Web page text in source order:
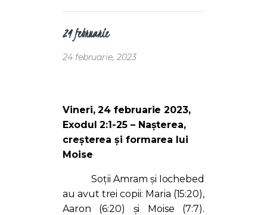
CITIREA BIBLIEI
MISIUNEA BETANIA
BETHANY CHRISTIAN
ACADEMY
LOGIN MEMBER
PORTAL
24 februarie
24 februarie, 2023
Vineri, 24 februarie 2023,
Exodul 2:1-25 – Nașterea,
creșterea și formarea lui
Moise
Soții Amram și Iochebed
au avut trei copii: Maria (15:20),
Aaron (6:20) și Moise (7:7).